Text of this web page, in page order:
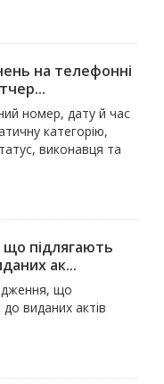
на телефонні
номер, дату й час
категорію,
виконавця та
що підлягають
ак...
що
виданих актів